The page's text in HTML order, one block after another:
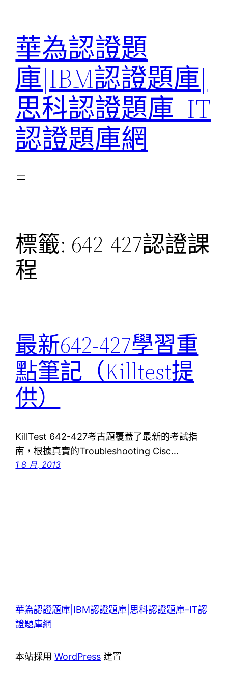
華為認證題
庫|IBM認證題庫|
思科認證題庫–IT
認證題庫網
標籤: 642-427認證課
程
最新642-427學習重
點筆記（Killtest提
供）
KillTest 642-427考古題覆蓋了最新的考試指
南，根據真實的Troubleshooting Cisc…
1 8 月, 2013
華為認證題庫|IBM認證題庫|思科認證題庫–IT認
證題庫網
本站採用WordPress 建置